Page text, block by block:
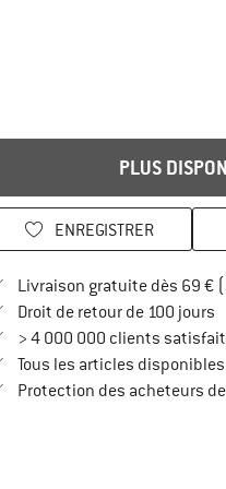
PLUS
ENREGISTRER
Livraison gratuite dès 69 €
Droit de retour de 100 jours
> 4 000 000 clients
Tous les articles disponibles
Protection des acheteurs